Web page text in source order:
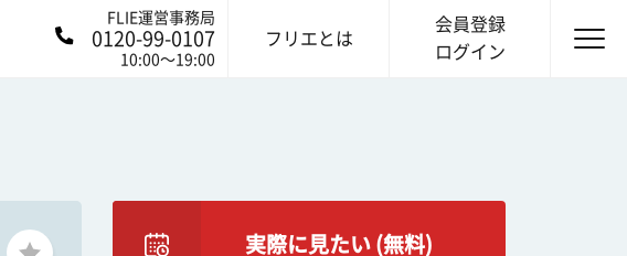
FLIE運営事務局
0120-99-0107
10:00〜19:00
フリエとは
会員登録
ログイン
実際に見たい (無料)